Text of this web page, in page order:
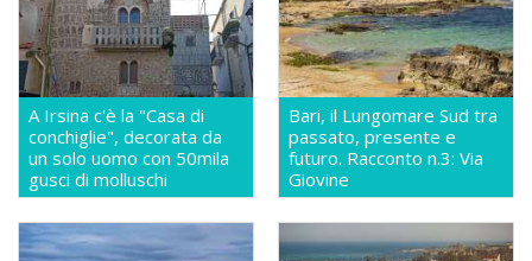
A Irsina c'è la "Casa di
conchiglie", decorata da
un solo uomo con 50mila
gusci di molluschi
Bari, il Lungomare Sud tra
passato, presente e
futuro. Racconto n.3: Via
Giovine